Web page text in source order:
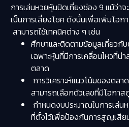
การเล่นหวยหุ้นปิดเที่ยงช่อง 9 แม้ว่า
เป็นการเสี่ยงโชค ดังนั้นเพื่อเพิ่มโอก
สามารถใช้เทคนิคต่าง ๆ เช่น
ศึกษาและติดตามข้อมูลเกี่ยวกั
เฉพาะหุ้นที่มีการเคลื่อนไหวที่น่
ตลาด
การวิเคราะห์แนวโน้มของตลา
สามารถเลือกตัวเลขที่มีโอกา
กำหนดงบประมาณในการเล่น
ที่ตั้งไว้เพื่อป้องกันการสูญเสีย